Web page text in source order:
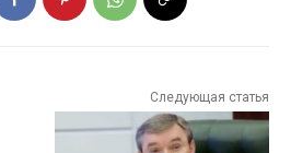
Следующая статья